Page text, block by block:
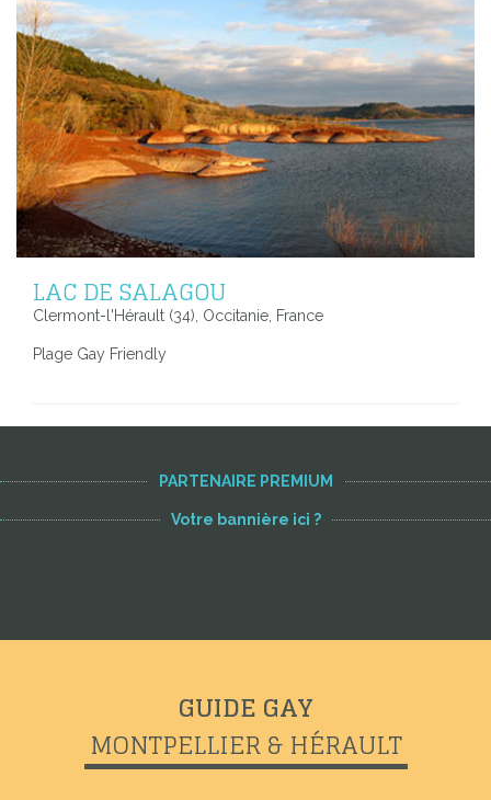
LAC DE SALAGOU
Clermont-l'Hérault (34), Occitanie, France
Plage Gay Friendly
PARTENAIRE PREMIUM
Votre bannière ici ?
GUIDE GAY
MONTPELLIER & HÉRAULT